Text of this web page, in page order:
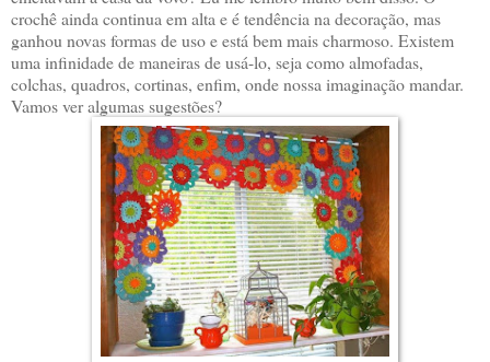
crochê ainda continua em alta e é tendência na decoração, mas
ganhou novas formas de uso e está bem mais charmoso. Existem
uma infinidade de maneiras de usá-lo, seja como almofadas,
colchas, quadros, cortinas, enfim, onde nossa imaginação mandar.
Vamos ver algumas sugestões?